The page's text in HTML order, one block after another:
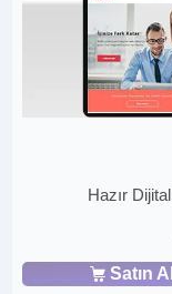
Hazır
Satın Al